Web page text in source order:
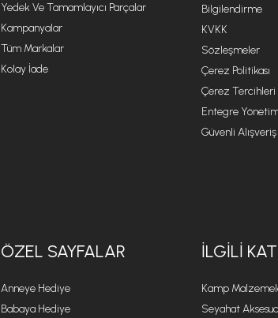
Yedek Ve Tamamlayıcı Parçalar
Kampanyalar
Tüm Markalar
Kolay İade
Bilgilendirme
KVKK
Sözleşmeler
Çerez Politikası
Çerez Tercihleri
Entegre
Güvenli
ÖZEL SAYFALAR
Anneye Hediye
Babaya Hediye
İLGILI
Kamp
Seyahat